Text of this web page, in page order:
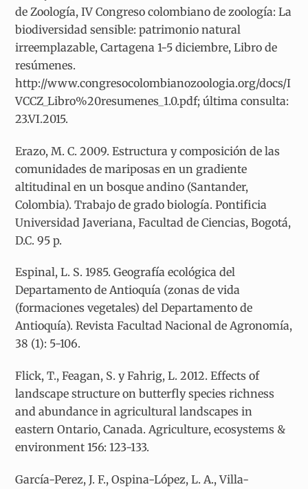
de Zoología, IV Congreso colombiano de zoología: La
biodiversidad sensible: patrimonio natural
irreemplazable, Cartagena 1-5 diciembre, Libro de
resúmenes.
http://www.congresocolombianozoologia.org/docs/I
VCCZ_Libro%20resumenes_1.0.pdf; última consulta:
23.VI.2015.
Erazo, M. C. 2009. Estructura y composición de las
comunidades de mariposas en un gradiente
altitudinal en un bosque andino (Santander,
Colombia). Trabajo de grado biología. Pontificia
Universidad Javeriana, Facultad de Ciencias, Bogotá,
D.C. 95 p.
Espinal, L. S. 1985. Geografía ecológica del
Departamento de Antioquía (zonas de vida
(formaciones vegetales) del Departamento de
Antioquía). Revista Facultad Nacional de Agronomía,
38 (1): 5-106.
Flick, T., Feagan, S. y Fahrig, L. 2012. Effects of
landscape structure on butterfly species richness
and abundance in agricultural landscapes in
eastern Ontario, Canada. Agriculture, ecosystems &
environment 156: 123-133.
García-Perez, J. F., Ospina-López, L. A., Villa-